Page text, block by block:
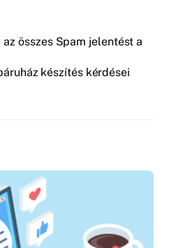
összes Spam jelentést a
készítés kérdései